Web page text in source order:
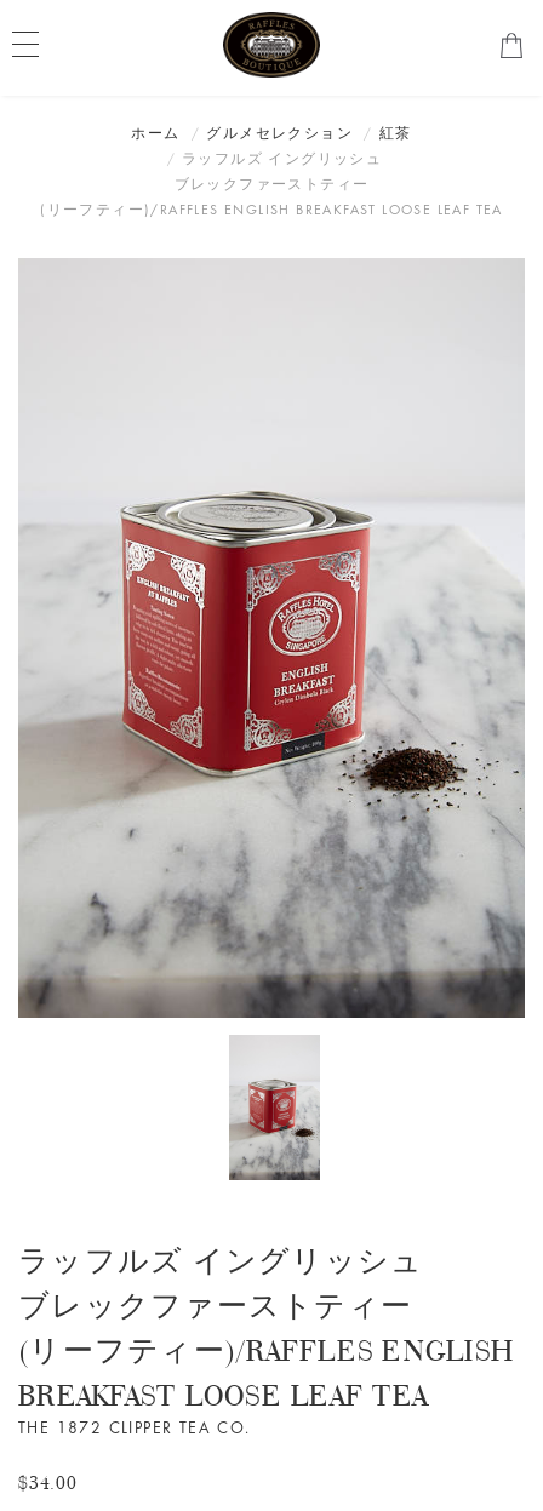
ホーム グルメセレクション
紅茶
ラッフルズ イングリッシュ
ブレックファーストティー
(リーフティー)/RAFFLES ENGLISH BREAKFAST LOOSE LEAF TEA
ラッフルズ イングリッシュ
ブレックファーストティー
(リーフティー)/RAFFLES ENGLISH
BREAKFAST LOOSE LEAF TEA
THE 1872 CLIPPER TEA CO.
$34.00